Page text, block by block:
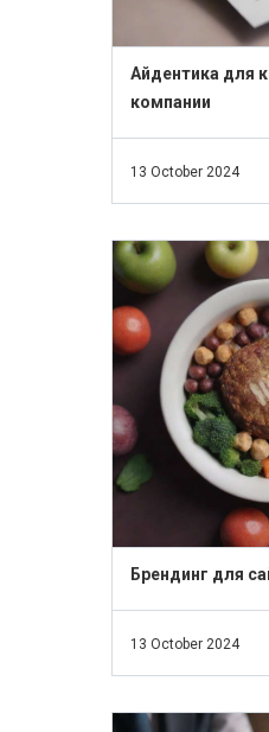
Айдентика для
компании
13 October 2024
Брендинг для
13 October 2024